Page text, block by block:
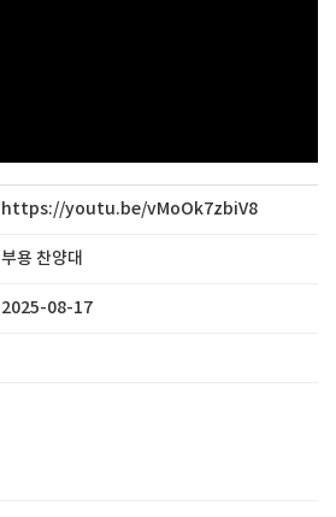
https://youtu.be/vMoOk7zbiV8
부용 찬양대
2025-08-17